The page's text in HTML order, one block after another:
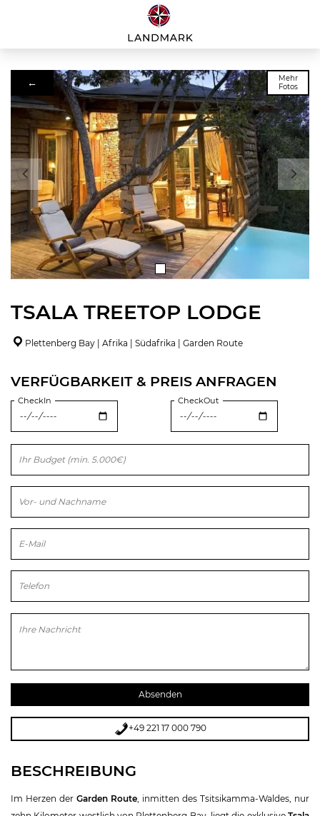
←
Mehr
Fotos
TSALA TREETOP LODGE
Plettenberg Bay | Afrika | Südafrika | Garden Route
VERFÜGBARKEIT & PREIS ANFRAGEN
CheckIn CheckOut
+49 221 17 000 790
BESCHREIBUNG
Im Herzen der Garden Route , inmitten des Tsitsikamma-Waldes, nur